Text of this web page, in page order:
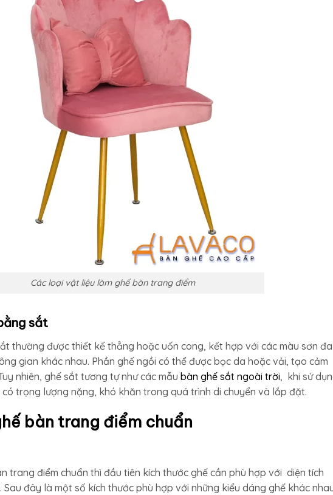
Các loại vật liệu làm ghế bàn trang điểm
sắt
thường được thiết kế thẳng hoặc uốn cong, kết hợp với các màu sơn đa
gian khác nhau. Phần ghế ngồi có thể được bọc da hoặc vải, tạo cảm
nhiên, ghế sắt tương tự như các mẫu bàn ghế sắt ngoài trời, khi sử
trọng lượng nặng, khó khăn trong quá trình di chuyển và lắp đặt.
bàn trang điểm chuẩn
trang điểm chuẩn thì đầu tiên kích thước ghế cần phù hợp với diện tích
đây là một số kích thước phù hợp với những kiểu dáng ghế khác